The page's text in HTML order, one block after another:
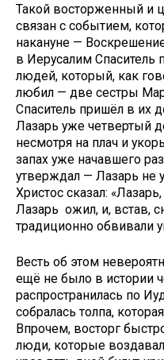
Такой восторженный и
связан с событием,
накануне —
в Иерусалим
людей, который, как
любил — две сестры
Спаситель пришёл в их
Лазарь уже четвертый
несмотря на плач и
запах уже начавшего
утверждал — Лазарь не
Христос сказал:
Лазарь ожил, и, встав,
традиционно обвивали
Весть об этом
ещё не было в истории
распространилась по
собралась толпа,
Впрочем, восторг
люди, которые